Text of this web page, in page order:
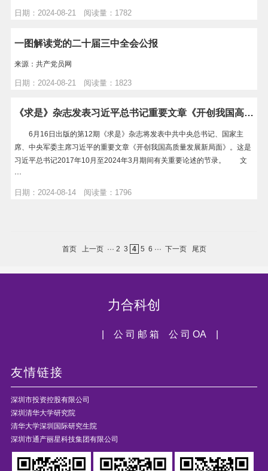
日期：2024-08-21 阅读量：1782
一图解读党的二十届三中全会公报
来源：共产党员网
日期：2024-08-21 阅读量：1823
《求是》杂志发表习近平总书记重要文章《开创我国高质量发展新局面》
6月16日出版的第12期《求是》杂志将发表中共中央总书记、国家主
席、中央军委主席习近平的重要文章《开创我国高质量发展新局面》。这是
习近平总书记2017年10月至2024年3月期间有关重要论述的节录。 文
···
日期：2024-08-14 阅读量：1796
首页 上一页 ··· 2 3 4 5 6 ··· 下一页 尾页
力合科创
公 司 OA |
| 公 司 邮 箱
友情链接
深圳市投资控股有限公司
深圳清华大学研究院
清华大学深圳国际研究生院
深圳市通产丽星科技集团有限公司